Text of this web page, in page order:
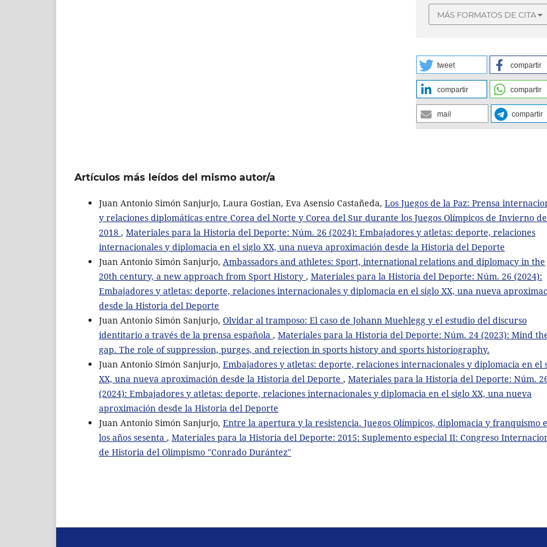
MÁS FORMATOS DE CITA
tweet compartir
compartir compartir
mail compartir
Artículos más leídos del mismo autor/a
Juan Antonio Simón Sanjurjo, Laura Gostian, Eva Asensio Castañeda, Los Juegos de la Paz: Prensa
y relaciones diplomáticas entre Corea del Norte y Corea del Sur durante los Juegos Olímpicos de Invierno de
2018 , Materiales para la Historia del Deporte: Núm. 26 (2024): Embajadores y atletas: deporte, relaciones
internacionales y diplomacia en el siglo XX, una nueva aproximación desde la Historia del Deporte
Juan Antonio Simón Sanjurjo, Ambassadors and athletes: Sport, international relations and diplomacy in the
20th century, a new approach from Sport History , Materiales para la Historia del Deporte: Núm. 26 (2024):
Embajadores y atletas: deporte, relaciones internacionales y diplomacia en el siglo XX, una nueva
desde la Historia del Deporte
Juan Antonio Simón Sanjurjo, Olvidar al tramposo: El caso de Johann Muehlegg y el estudio del discurso
identitario a través de la prensa española , Materiales para la Historia del Deporte: Núm. 24 (2023): Mind
gap. The role of suppression, purges, and rejection in sports history and sports historiography.
Juan Antonio Simón Sanjurjo, Embajadores y atletas: deporte, relaciones internacionales y diplomacia en el
XX, una nueva aproximación desde la Historia del Deporte , Materiales para la Historia del Deporte: Núm.
(2024): Embajadores y atletas: deporte, relaciones internacionales y diplomacia en el siglo XX, una nueva
aproximación desde la Historia del Deporte
Juan Antonio Simón Sanjurjo, Entre la apertura y la resistencia. Juegos Olímpicos, diplomacia y franquismo
los años sesenta , Materiales para la Historia del Deporte: 2015: Suplemento especial II: Congreso
de Historia del Olimpismo "Conrado Durántez"